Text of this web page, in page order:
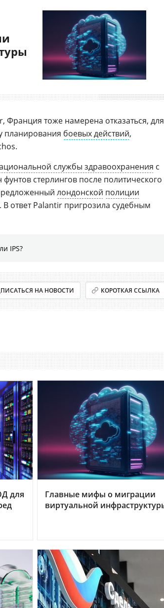
Франция тоже намерена отказаться, для
планирования боевых действий,
службы здравоохранения с
стерлингов после
лондонской полиции
В ответ Palantir пригрозила судебным
IPS?
НА НОВОСТИ КОРОТКАЯ ССЫЛКА
для
Главные мифы о миграции
виртуальной